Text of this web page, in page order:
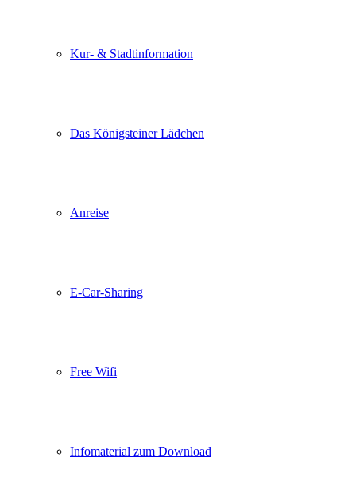
Kur- & Stadtinformation
Das Königsteiner Lädchen
Anreise
E-Car-Sharing
Free Wifi
Infomaterial zum Download